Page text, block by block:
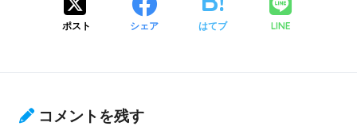
ポスト シェア はてブ LINE
コメントを残す